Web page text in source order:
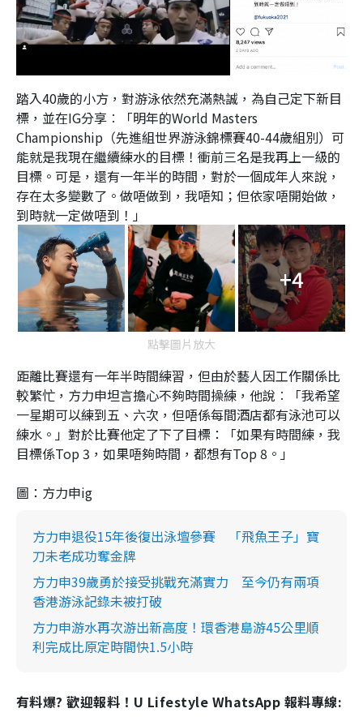
踏入40歲的小方，對游泳依然充滿熱誠，為自己定下新目
標，並在IG分享︰「明年的World Masters
Championship（先進組世界游泳錦標賽40-44歲組別）可
能就是我現在繼續練水的目標！衝前三名是我再上一級的
目標。可是，還有一年半的時間，對於一個成年人來說，
存在太多變數了。做唔做到，我唔知；但依家唔開始做，
到時就一定做唔到！」
+4
點擊圖片放大
距離比賽還有一年半時間練習，但由於藝人因工作關係比
較繁忙，方力申坦言擔心不夠時間操練，他說︰「我希望
一星期可以練到五、六次，但唔係每間酒店都有泳池可以
練水。」對於比賽他定了下了目標：「如果有時間練，我
目標係Top 3，如果唔夠時間，都想有Top 8。」
圖：方力申ig
方力申退役15年後復出泳壇參賽 「飛魚王子」寶
刀未老成功奪金牌
方力申39歲勇於接受挑戰充滿實力 至今仍有兩項
香港游泳記錄未被打破
方力申游水再次游出新高度！環香港島游45公里順
利完成比原定時間快1.5小時
有料爆? 歡迎報料！U Lifestyle WhatsApp 報料專線: